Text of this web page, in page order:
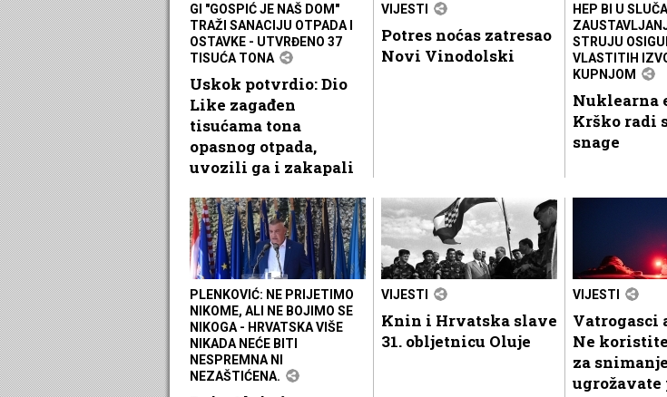
GI "GOSPIĆ JE NAŠ DOM"
TRAŽI SANACIJU OTPADA I
OSTAVKE - UTVRĐENO 37
TISUĆA TONA
Uskok potvrdio: Dio
Like zagađen
tisućama tona
opasnog otpada,
uvozili ga i zakapali
VIJESTI
Potres noćas zatresao
Novi Vinodolski
HEP BI U
STRUJU
VLASTITIH
KUPNJOM
Nuklearna
Krško radi
snage
PLENKOVIĆ: NE PRIJETIMO
NIKOME, ALI NE BOJIMO SE
NIKOGA - HRVATSKA VIŠE
NIKADA NEĆE BITI
NESPREMNA NI
NEZAŠTIĆENA.
VIJESTI
Knin i Hrvatska slave
31. obljetnicu Oluje
VIJESTI
Vatrogasci
Ne
za
ugrožavate